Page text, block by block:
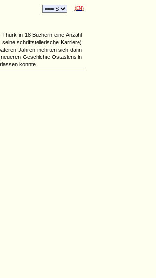
(EN)
in 18 Büchern eine Anzahl
schriftstellerische Karriere)
Jahren mehrten sich dann
Geschichte Ostasiens in
konnte.